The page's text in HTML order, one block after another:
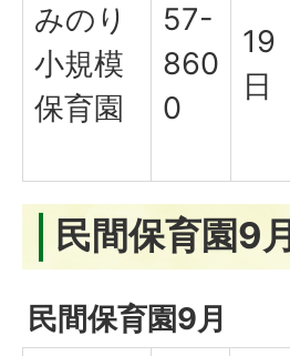
みのり
小規模
保育園
57-
860
0
19
日
民間保育園9月
民間保育園9月